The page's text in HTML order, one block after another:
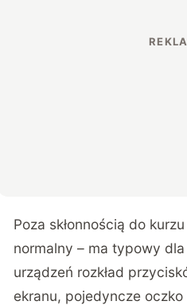
Poza skłonnością do
normalny – ma typowy
urządzeń rozkład
ekranu, pojedyncze